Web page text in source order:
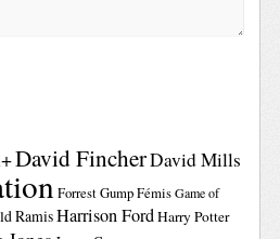
David FincherDavid Mills
Forrest GumpFémis Game of
RamisHarrison FordHarry Potter